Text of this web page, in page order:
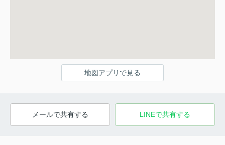
地図アプリで見る
メールで共有する LINEで共有する